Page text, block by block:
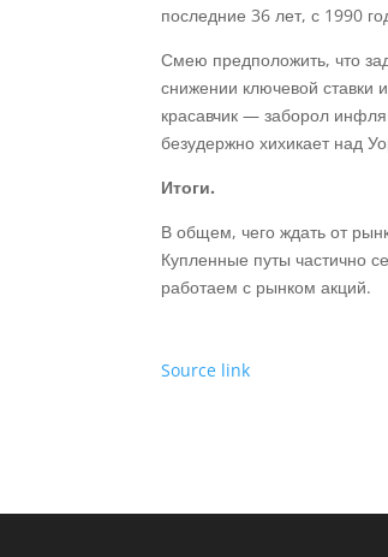
последние 36 лет, с 1990
Смею предположить, что
снижении ключевой ставки
красавчик — заборол
безудержно хихикает над
Итоги.
В общем, чего ждать от
Купленные путы частично
работаем с рынком акций.
Source link